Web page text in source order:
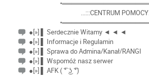
...:::CENTRUM
●[»] ▌ Serdecznie Witamy ◄ ◄ ◄
●[»] ▌ Informacje i Regulamin
●[»] ▌ Sprawa do Admina/Kanał/RANGI
●[»] ▌ Wspomóż nasz serwer
●[»] ▌ AFK ( ͡° ͜ʖ ͡°)